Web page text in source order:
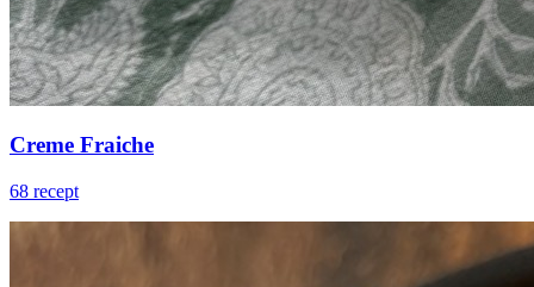
Creme Fraiche
68 recept